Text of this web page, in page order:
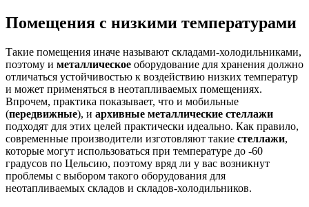
Помещения с низкими температурами
Такие помещения иначе называют складами-холодильниками,
поэтому и металлическое оборудование для хранения должно
отличаться устойчивостью к воздействию низких температур
и может применяться в неотапливаемых помещениях.
Впрочем, практика показывает, что и мобильные
(передвижные), и архивные металлические стеллажи
подходят для этих целей практически идеально. Как правило,
современные производители изготовляют такие стеллажи,
которые могут использоваться при температуре до -60
градусов по Цельсию, поэтому вряд ли у вас возникнут
проблемы с выбором такого оборудования для
неотапливаемых складов и складов-холодильников.